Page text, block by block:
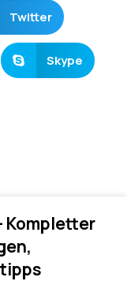
Twitter
Skype
Kompletter